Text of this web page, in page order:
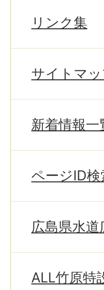
リンク集
サイトマ
新着情報一
ページID検
広島県水
ALL竹原特